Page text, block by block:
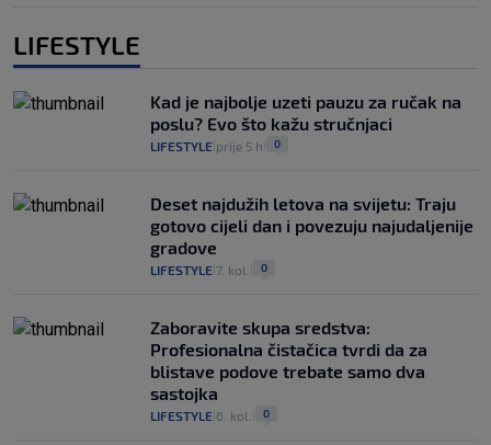
LIFESTYLE
Kad je najbolje uzeti pauzu za ručak na
poslu? Evo što kažu stručnjaci
LIFESTYLE prije 5 h 0
Deset najdužih letova na svijetu: Traju
gotovo cijeli dan i povezuju najudaljenije
gradove
LIFESTYLE 7. kol. 0
Zaboravite skupa sredstva:
Profesionalna čistačica tvrdi da za
blistave podove trebate samo dva
sastojka
LIFESTYLE 6. kol. 0